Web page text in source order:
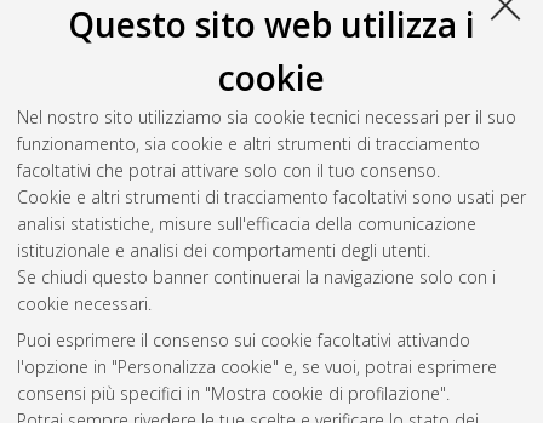
Questo sito web utilizza i
cookie
Nel nostro sito utilizziamo sia cookie tecnici necessari per il suo
funzionamento, sia cookie e altri strumenti di tracciamento
facoltativi che potrai attivare solo con il tuo consenso.
Cookie e altri strumenti di tracciamento facoltativi sono usati per
analisi statistiche, misure sull'efficacia della comunicazione
istituzionale e analisi dei comportamenti degli utenti.
Se chiudi questo banner continuerai la navigazione solo con i
cookie necessari.
Puoi esprimere il consenso sui cookie facoltativi attivando
l'opzione in "Personalizza cookie" e, se vuoi, potrai esprimere
consensi più specifici in "Mostra cookie di profilazione".
Salva citazione
Condividi
Il full-text non è disponibile per scelta dell'autore. (
Abstract
Altri metadati
Gestione del documento:
Atom
Rss 1.0